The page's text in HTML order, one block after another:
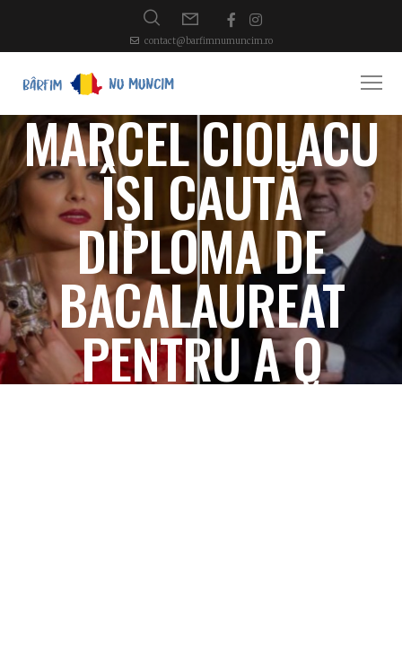
contact@barfimnumuncim.ro
MARCEL CIOLACU
ÎȘI CAUTĂ
DIPLOMA DE
BACALAUREAT
PENTRU A O
RUPE, DUPĂ